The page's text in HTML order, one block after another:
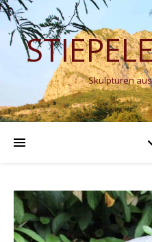
Skulpturen